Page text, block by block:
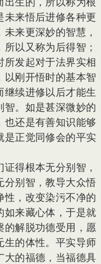
未来悟后进修各种更
来更深妙的智慧，
以又称为后得智；
所发起对于法界实相
以刚开悟时的基本智
继续进修以后才能生
智。如是甚深微妙的
也还是有善知识能够
是正觉同修会的平实
得根本无分别智，
分别智，教导大众悟
性，改变染污不净的
如来藏心体，于是就
的解脱功德受用，愿
生的体性。平实导师
大的福德，当福德具